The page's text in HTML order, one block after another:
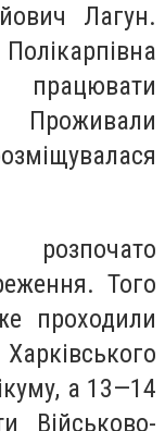
Лагун.
Проживали
Того
проходили
а 13—14
Військово-